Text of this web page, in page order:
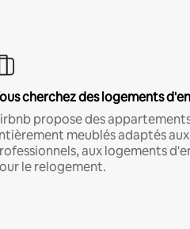
cherchez des logements
propose des
meublés adaptés aux
aux logements
le relogement.